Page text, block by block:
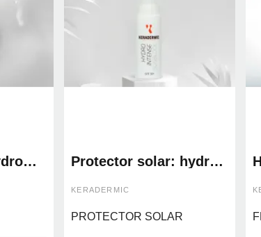
Protector solar: hydro
keradermic
KERADERMIC
PROTECTOR SOLAR